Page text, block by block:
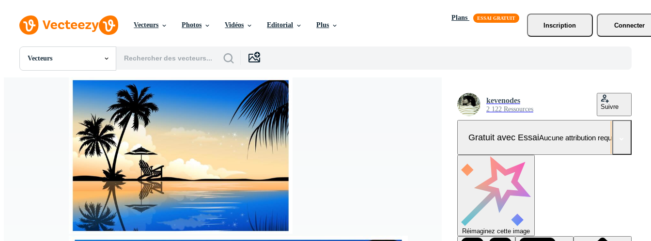
Vecteurs Photos Vidéos Editorial Plus
Plans
Inscription
Connecter
Vecteurs
Toutes Images
Motion graphics
Images Éditoriales
Événements Éditoriaux
kevenodes
2 122 Ressources Suivre
Gratuit avec EssaiAucune attribution requise
Réimaginez cette image